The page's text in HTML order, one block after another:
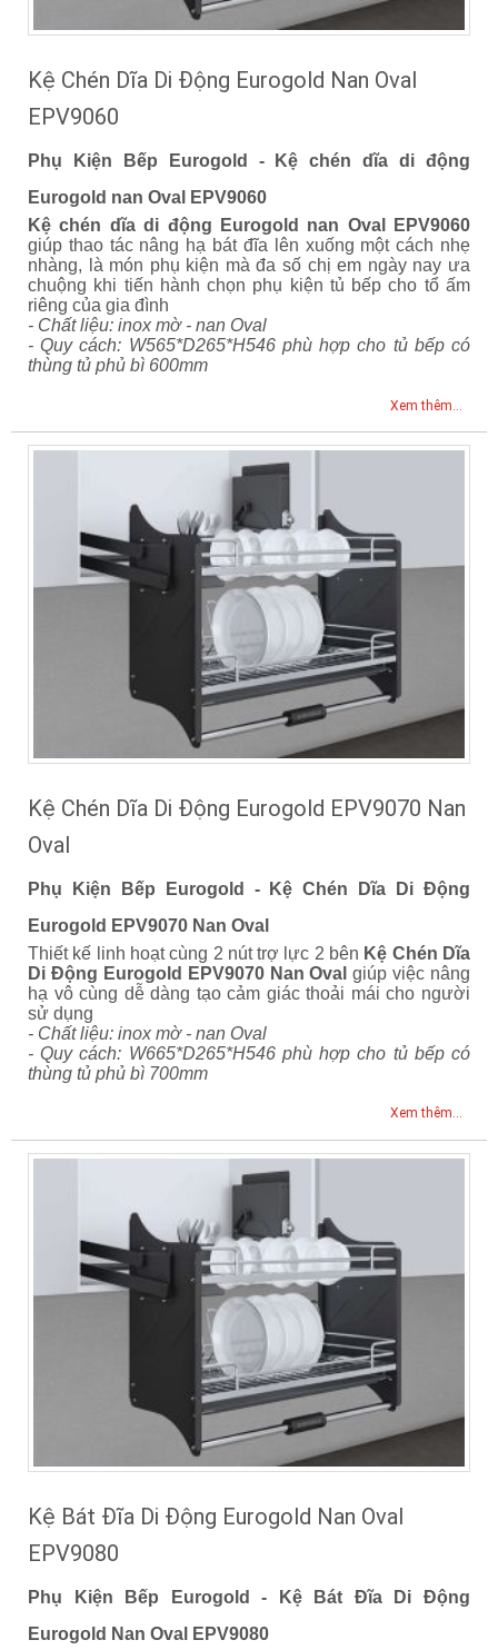
Kệ Chén Dĩa Di Động Eurogold Nan Oval
EPV9060
Phụ Kiện Bếp Eurogold - Kệ chén dĩa di động
Eurogold nan Oval EPV9060
Kệ chén dĩa di động Eurogold nan Oval EPV9060
giúp thao tác nâng hạ bát đĩa lên xuống một cách nhẹ
nhàng, là món phụ kiện mà đa số chị em ngày nay ưa
chuộng khi tiến hành chọn phụ kiện tủ bếp cho tổ ấm
riêng của gia đình
- Chất liệu: inox mờ - nan Oval
- Quy cách: W565*D265*H546 phù hợp cho tủ bếp có
thùng tủ phủ bì 600mm
Xem thêm...
Kệ Chén Dĩa Di Động Eurogold EPV9070 Nan
Oval
Phụ Kiện Bếp Eurogold - Kệ Chén Dĩa Di Động
Eurogold EPV9070 Nan Oval
Thiết kế linh hoạt cùng 2 nút trợ lực 2 bên Kệ Chén Dĩa
Di Động Eurogold EPV9070 Nan Oval giúp việc nâng
hạ vô cùng dễ dàng tạo cảm giác thoải mái cho người
sử dụng
- Chất liệu: inox mờ - nan Oval
- Quy cách: W665*D265*H546 phù hợp cho tủ bếp có
thùng tủ phủ bì 700mm
Xem thêm...
Kệ Bát Đĩa Di Động Eurogold Nan Oval
EPV9080
Phụ Kiện Bếp Eurogold - Kệ Bát Đĩa Di Động
Eurogold Nan Oval EPV9080